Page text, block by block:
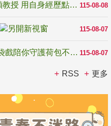
115-08-08
教育家人物典範 發明大王林永禎教授 用自身經歷點亮學生的路
115-08-07
115-08-07
反詐騙宣導_防詐有道，霹靂布袋戲陪你守護荷包不受騙
RSS 更多